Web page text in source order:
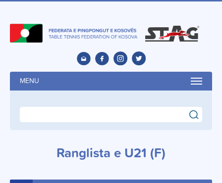
MENU
search
Ranglista e U21 (F)